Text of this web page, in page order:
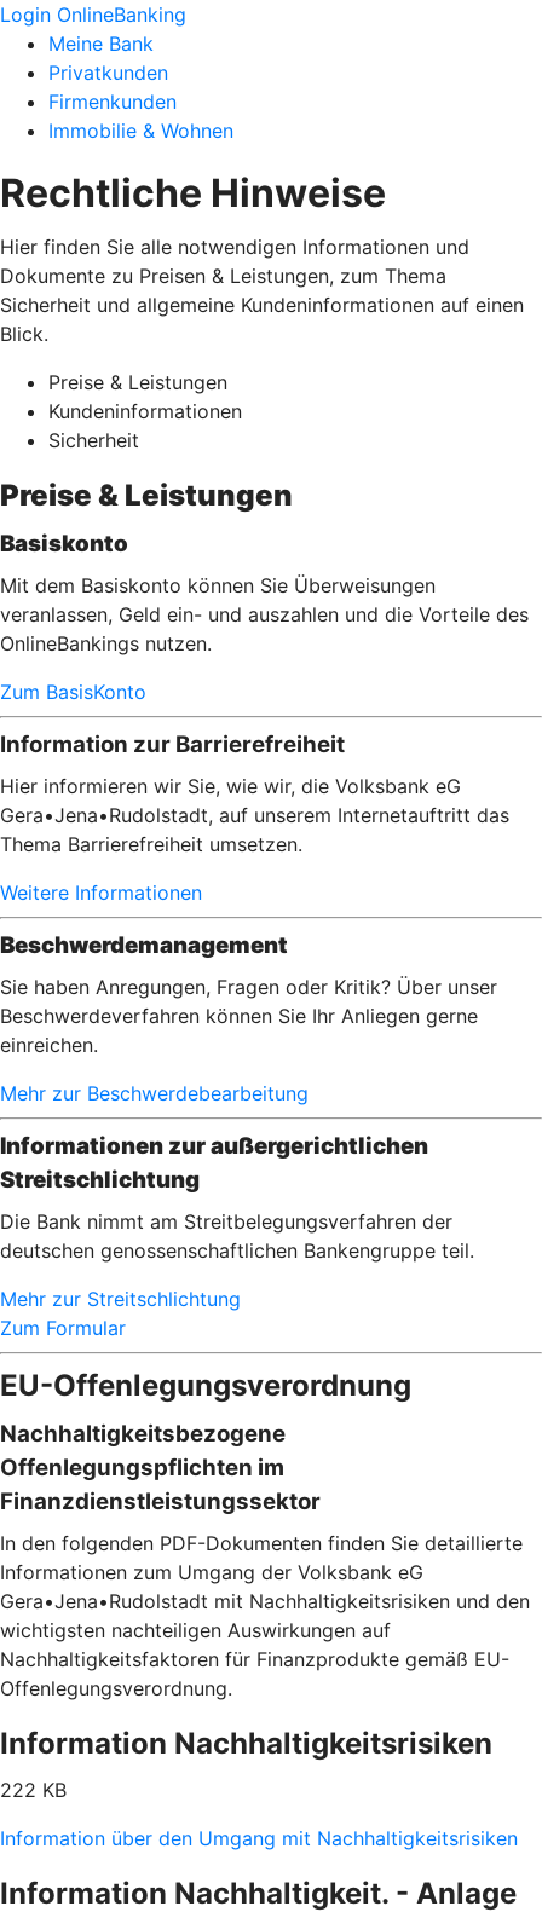
Login OnlineBanking
Meine Bank
Privatkunden
Firmenkunden
Immobilie & Wohnen
Rechtliche Hinweise
Hier finden Sie alle notwendigen Informationen und
Dokumente zu Preisen & Leistungen, zum Thema
Sicherheit und allgemeine Kundeninformationen auf einen
Blick.
Preise & Leistungen
Kundeninformationen
Sicherheit
Preise & Leistungen
Basiskonto
Mit dem Basiskonto können Sie Überweisungen
veranlassen, Geld ein- und auszahlen und die Vorteile des
OnlineBankings nutzen.
Zum BasisKonto
Information zur Barrierefreiheit
Hier informieren wir Sie, wie wir, die Volksbank eG
Gera•Jena•Rudolstadt, auf unserem Internetauftritt das
Thema Barrierefreiheit umsetzen.
Weitere Informationen
Beschwerdemanagement
Sie haben Anregungen, Fragen oder Kritik? Über unser
Beschwerdeverfahren können Sie Ihr Anliegen gerne
einreichen.
Mehr zur Beschwerdebearbeitung
Informationen zur außergerichtlichen
Streitschlichtung
Die Bank nimmt am Streitbelegungsverfahren der
deutschen genossenschaftlichen Bankengruppe teil.
Mehr zur Streitschlichtung
Zum Formular
EU-Offenlegungsverordnung
Nachhaltigkeitsbezogene
Offenlegungspflichten im
Finanzdienstleistungssektor
In den folgenden PDF-Dokumenten finden Sie detaillierte
Informationen zum Umgang der Volksbank eG
Gera•Jena•Rudolstadt mit Nachhaltigkeitsrisiken und den
wichtigsten nachteiligen Auswirkungen auf
Nachhaltigkeitsfaktoren für Finanzprodukte gemäß EU-
Offenlegungsverordnung.
Information Nachhaltigkeitsrisiken
222 KB
Information über den Umgang mit Nachhaltigkeitsrisiken
Information Nachhaltigkeit. - Anlage